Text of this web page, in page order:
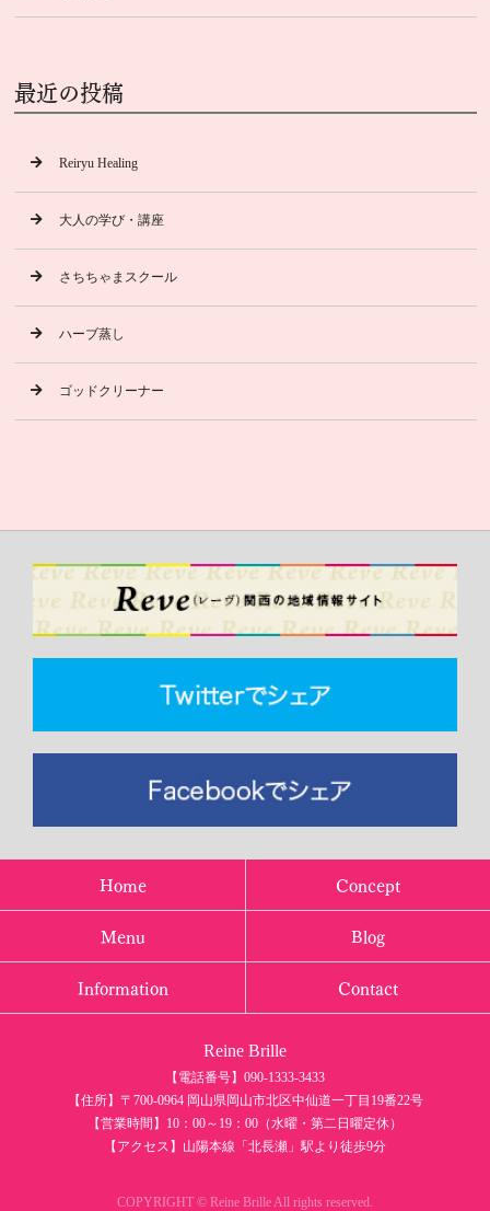
最近の投稿
Reiryu Healing
大人の学び・講座
さちちゃまスクール
ハーブ蒸し
ゴッドクリーナー
Home
Concept
Menu
Blog
Information
Contact
Reine Brille
【電話番号】090-1333-3433
【住所】〒700-0964 岡山県岡山市北区中仙道一丁目19番22号
【営業時間】10：00～19：00（水曜・第二日曜定休）
【アクセス】山陽本線「北長瀬」駅より徒歩9分
COPYRIGHT © Reine Brille All rights reserved.